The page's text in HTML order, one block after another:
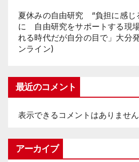
夏休みの自由研究 “負担に感じ
に 自由研究をサポートする現
れる時代だが自分の目で」大分
ンライン)
最近のコメント
表示できるコメントはありません
アーカイブ